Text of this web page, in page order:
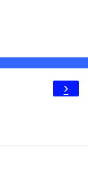
›